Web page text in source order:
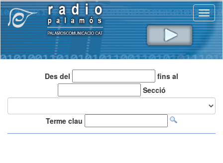
Des del
fins al
Secció
Terme clau